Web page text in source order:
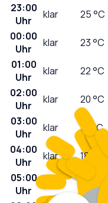
23:00
Uhr
klar 25°C
00:00
Uhr
klar 23°C
01:00
Uhr
klar 22°C
02:00
Uhr
klar 20°C
03:00
Uhr
klar 19 °C
04:00
Uhr
klar 18
05:00
Uhr
°C